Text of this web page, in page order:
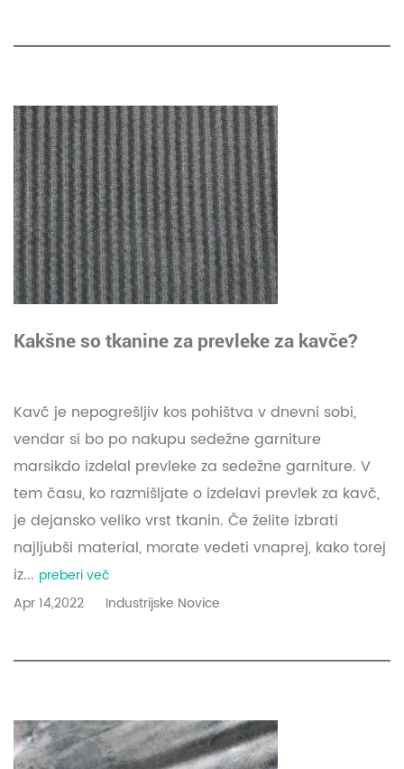
Kakšne so tkanine za prevleke za kavče?
Kavč je nepogrešljiv kos pohištva v dnevni sobi,
vendar si bo po nakupu sedežne garniture
marsikdo izdelal prevleke za sedežne garniture. V
tem času, ko razmišljate o izdelavi prevlek za kavč,
je dejansko veliko vrst tkanin. Če želite izbrati
najljubši material, morate vedeti vnaprej, kako torej
iz... preberi več
Apr 14,2022
Industrijske Novice